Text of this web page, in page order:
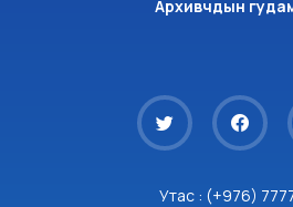
Архивчдын
Утас : (+976)